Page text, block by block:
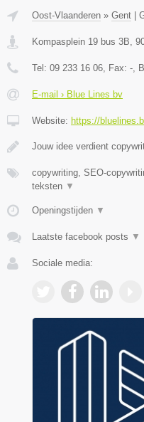
Oost-Vlaanderen » Gent
Kompasplein 19 bus 3B,
Tel: 09 233 16 06, Fax: -,
E-mail › Blue Lines bv
Website: https://
Jouw idee verdient
copywriting, SEO-
teksten ▼
Openingstijden ▼
Laatste facebook posts ▼
Sociale media: